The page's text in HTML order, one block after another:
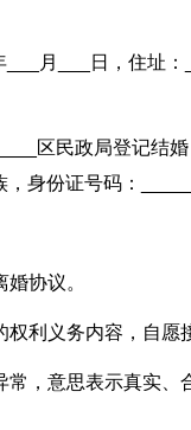
月___日，住址
区民政局登记结
身份证号码：
协议。
利义务内容，自愿
，意思表示真实